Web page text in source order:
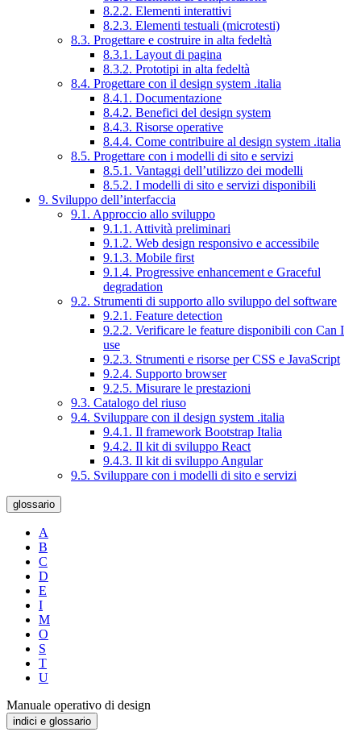
8.2.2. Elementi interattivi
8.2.3. Elementi testuali (microtesti)
8.3. Progettare e costruire in alta fedeltà
8.3.1. Layout di pagina
8.3.2. Prototipi in alta fedeltà
8.4. Progettare con il design system .italia
8.4.1. Documentazione
8.4.2. Benefici del design system
8.4.3. Risorse operative
8.4.4. Come contribuire al design system .italia
8.5. Progettare con i modelli di sito e servizi
8.5.1. Vantaggi dell’utilizzo dei modelli
8.5.2. I modelli di sito e servizi disponibili
9. Sviluppo dell’interfaccia
9.1. Approccio allo sviluppo
9.1.1. Attività preliminari
9.1.2. Web design responsivo e accessibile
9.1.3. Mobile first
9.1.4. Progressive enhancement e Graceful
degradation
9.2. Strumenti di supporto allo sviluppo del software
9.2.1. Feature detection
9.2.2. Verificare le feature disponibili con Can I
use
9.2.3. Strumenti e risorse per CSS e JavaScript
9.2.4. Supporto browser
9.2.5. Misurare le prestazioni
9.3. Catalogo del riuso
9.4. Sviluppare con il design system .italia
9.4.1. Il framework Bootstrap Italia
9.4.2. Il kit di sviluppo React
9.4.3. Il kit di sviluppo Angular
9.5. Sviluppare con i modelli di sito e servizi
glossario
A
B
C
D
E
I
M
O
S
T
U
Manuale operativo di design
indici e glossario